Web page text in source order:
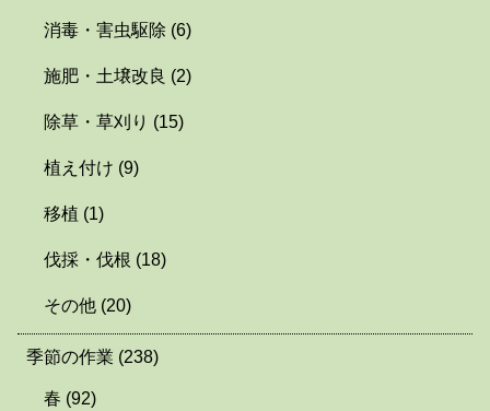
消毒・害虫駆除 (6)
施肥・土壌改良 (2)
除草・草刈り (15)
植え付け (9)
移植 (1)
伐採・伐根 (18)
その他 (20)
季節の作業 (238)
春 (92)